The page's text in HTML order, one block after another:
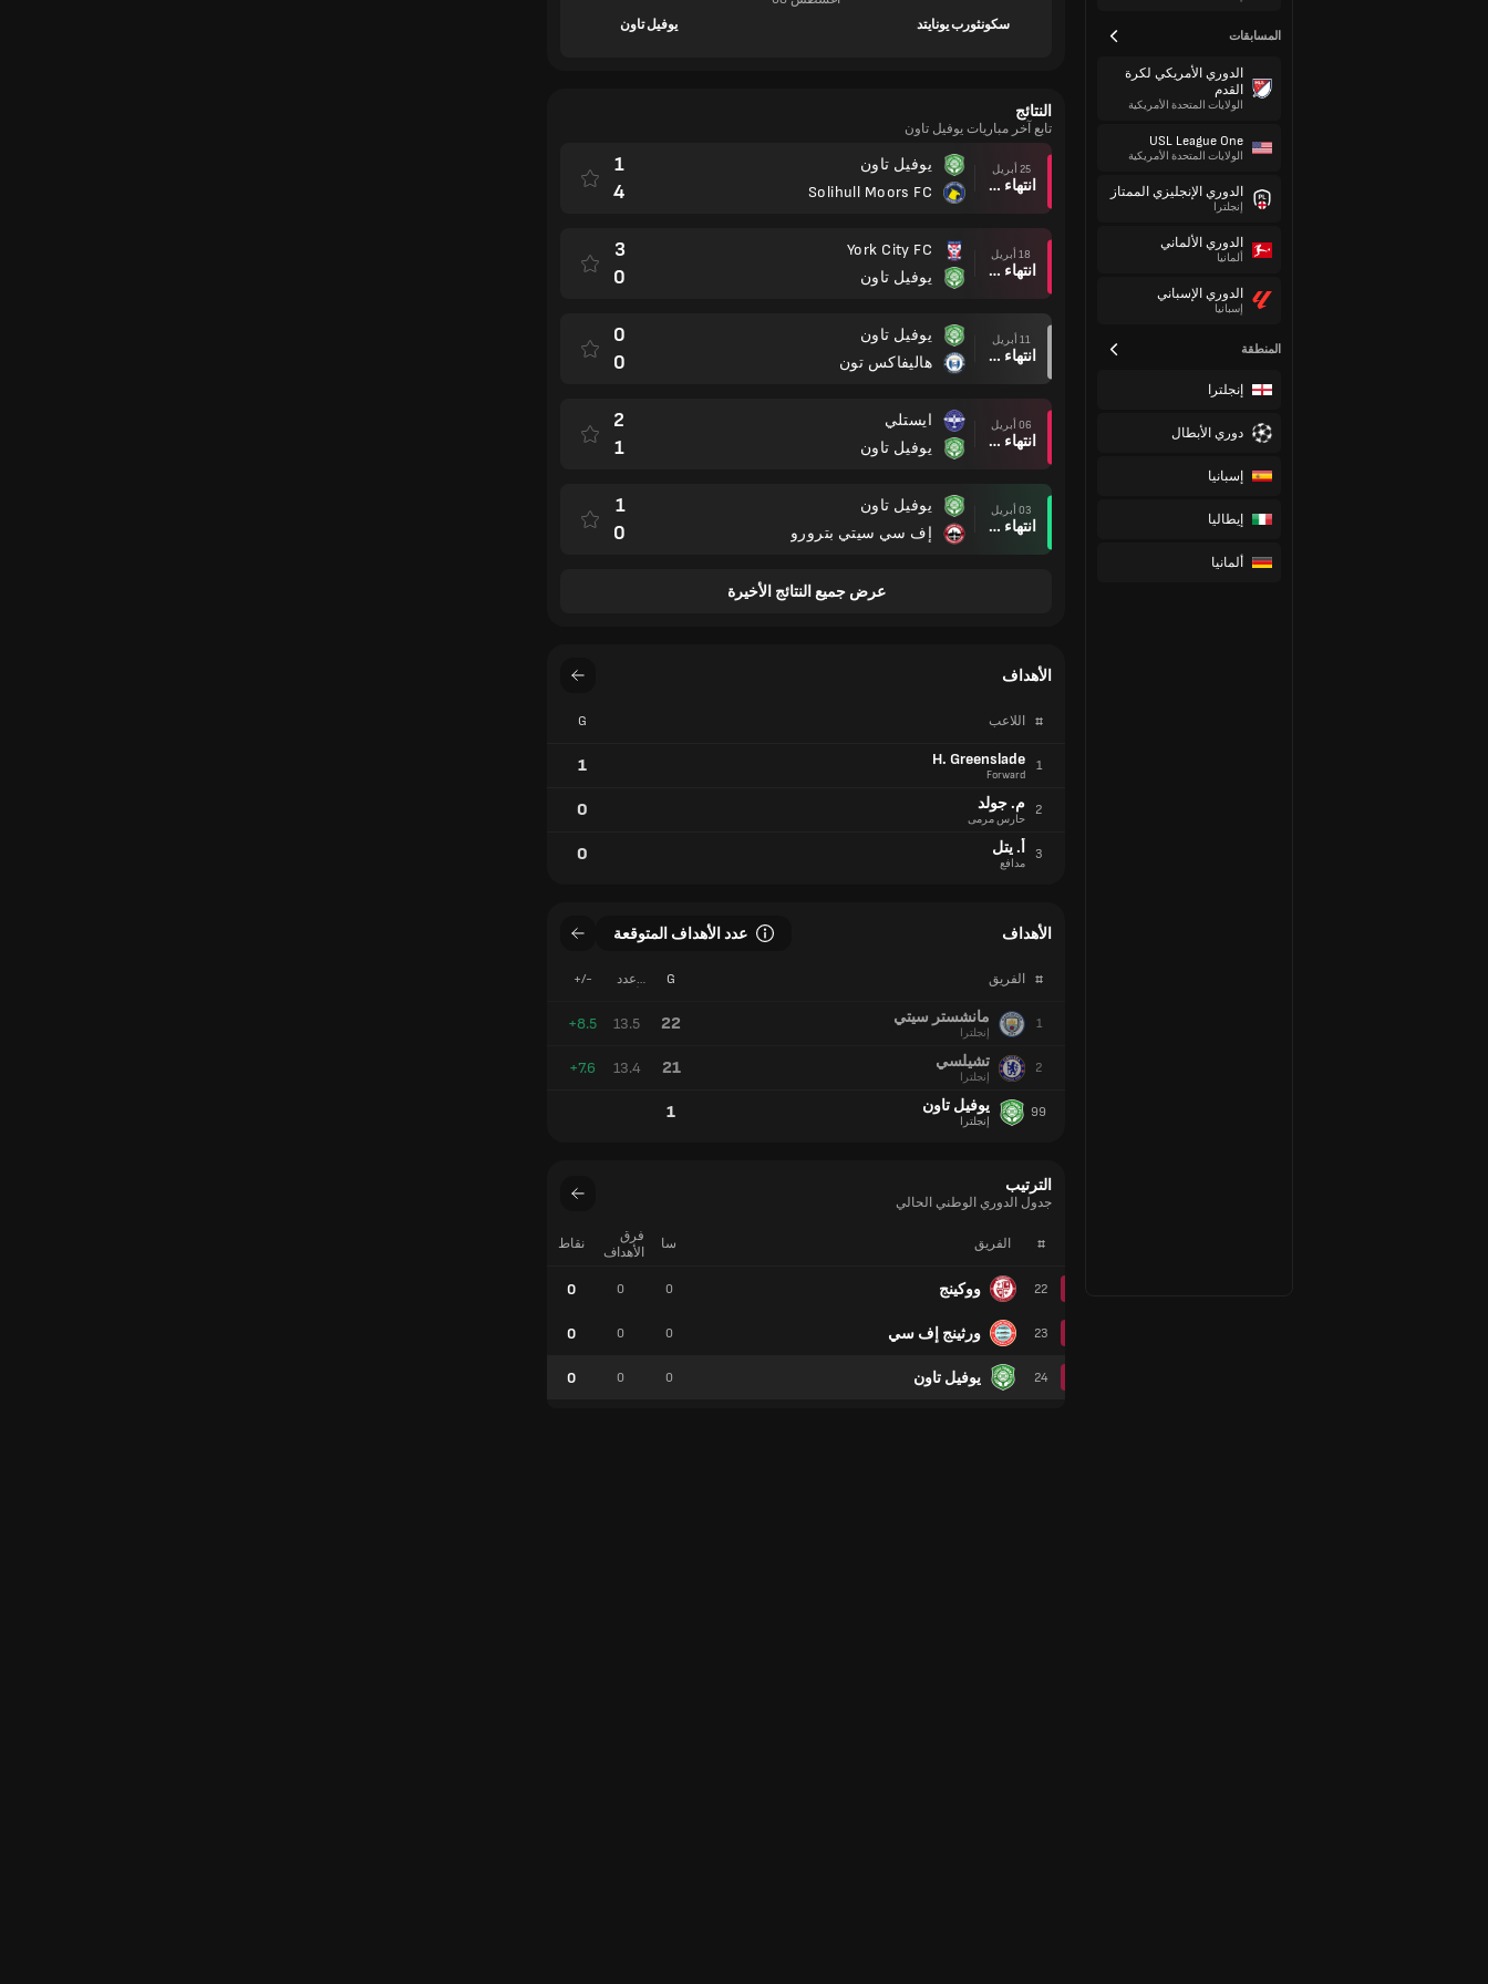
المسابقات
الدوري الأمريكي لكرة
القدم
الولايات المتحدة الأمريكية
USL League One
الولايات المتحدة الأمريكية
الدوري الإنجليزي الممتاز
إنجلترا
الدوري الألماني
ألمانيا
الدوري الإسباني
إسبانيا
المنطقة
إنجلترا
دوري الأبطال
إسبانيا
إيطاليا
ألمانيا
سكونثورب يونايتد
يوفيل تاون
النتائج
تابع آخر مباريات يوفيل تاون
25 أبريل
انتهاء وقت المباراة
يوفيل تاون
Solihull Moors FC
1
4
18 أبريل
انتهاء وقت المباراة
York City FC
يوفيل تاون
3
0
11 أبريل
انتهاء وقت المباراة
يوفيل تاون
هاليفاكس تون
0
0
06 أبريل
انتهاء وقت المباراة
ايستلي
يوفيل تاون
2
1
03 أبريل
انتهاء وقت المباراة
يوفيل تاون
إف سي سيتي بترورو
1
0
عرض جميع النتائج الأخيرة
الأهداف
# اللاعب G
1
H. Greenslade
Forward
1
2 م. جولد
حارس مرمى 0
3 أ. يتل
مدافع 0
الأهداف عدد الأهداف المتوقعة
# الفريق G
عدد
+/-
1 مانشستر سيتي
إنجلترا 22
13.5
+8.5
2 تشيلسي
إنجلترا 21
13.4
+7.6
99 يوفيل تاون
إنجلترا 1
الترتيب
جدول الدوري الوطني الحالي
# الفريق
22 ووكينج
23 ورثينج إف سي
24 يوفيل تاون
سا
فرق
الأهداف
نقاط
0
0
0
0
0
0
0
0
0